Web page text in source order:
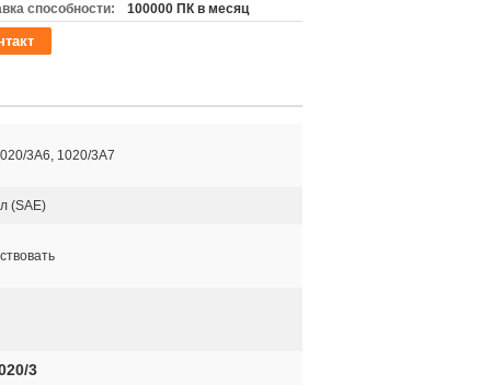
способности:
100000 ПК в месяц
3A6, 1020/3A7
(SAE)
3